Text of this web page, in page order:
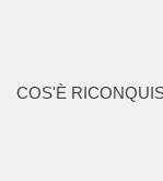
COS'È